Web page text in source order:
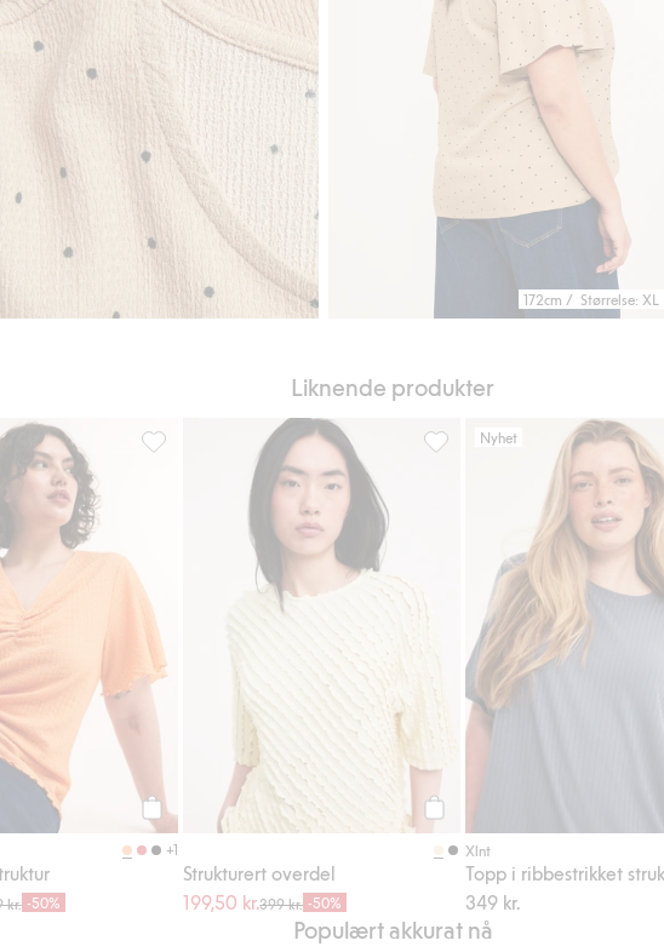
172cm / Størrelse: XL
Liknende produkter
Legg til i favoriter
Legg til
+1
kr. -50%
Topp med struktur, Legg til i favoriter
Legg til
Strukturert overdel
199,50 kr.399 kr. -50%
Strukturert overdel, Legg til i
Nyhet
Xlnt
Topp i ribbestrikket
349 kr.
Populært akkurat nå